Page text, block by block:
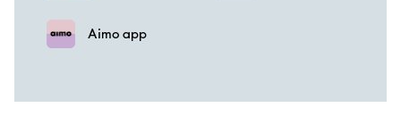
Aimo app